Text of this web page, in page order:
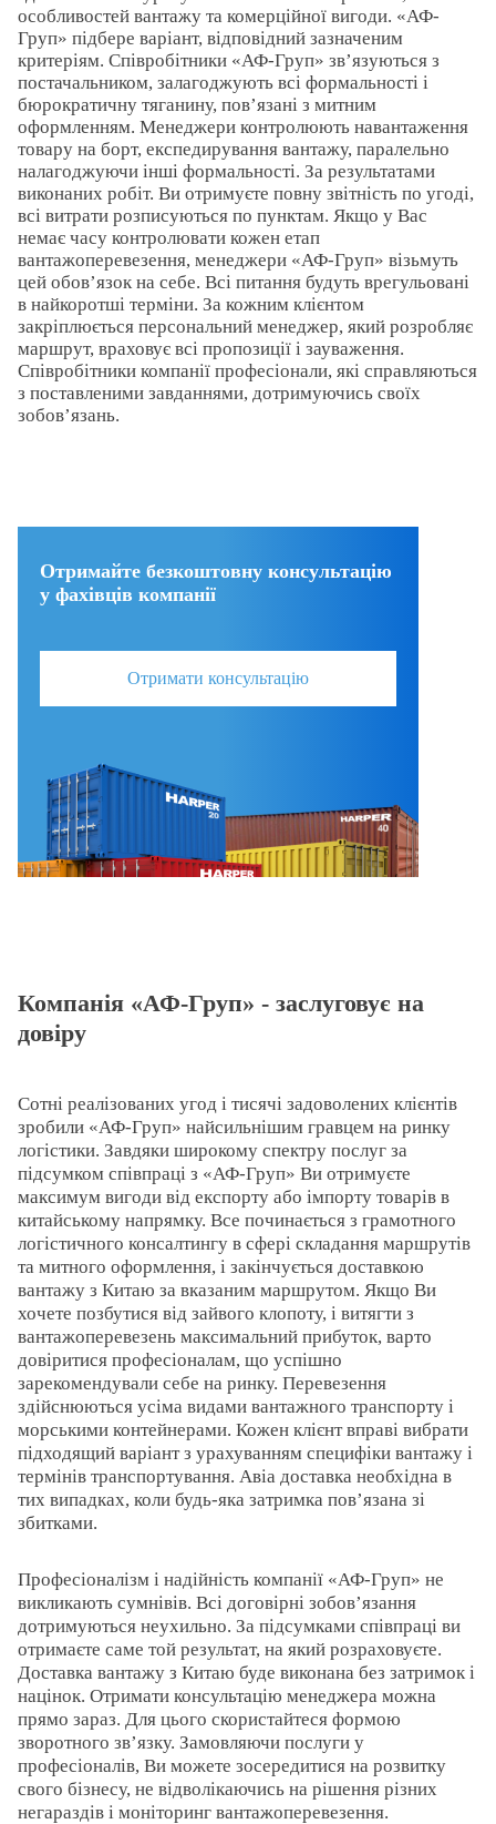
Отримайте безкоштовну консультацію
у фахівців компанії
Отримати консультацію
особливостей вантажу та комерційної вигоди. «АФ-
Груп» підбере варіант, відповідний зазначеним
критеріям. Співробітники «АФ-Груп» зв’язуються з
постачальником, залагоджують всі формальності і
бюрократичну тяганину, пов’язані з митним
оформленням. Менеджери контролюють навантаження
товару на борт, експедирування вантажу, паралельно
налагоджуючи інші формальності. За результатами
виконаних робіт. Ви отримуєте повну звітність по угоді,
всі витрати розписуються по пунктам. Якщо у Вас
немає часу контролювати кожен етап
вантажоперевезення, менеджери «АФ-Груп» візьмуть
цей обов’язок на себе. Всі питання будуть врегульовані
в найкоротші терміни. За кожним клієнтом
закріплюється персональний менеджер, який розробляє
маршрут, враховує всі пропозиції і зауваження.
Співробітники компанії професіонали, які справляються
з поставленими завданнями, дотримуючись своїх
зобов’язань.
Компанія «АФ-Груп» - заслуговує на
довіру
Сотні реалізованих угод і тисячі задоволених клієнтів
зробили «АФ-Груп» найсильнішим гравцем на ринку
логістики. Завдяки широкому спектру послуг за
підсумком співпраці з «АФ-Груп» Ви отримуєте
максимум вигоди від експорту або імпорту товарів в
китайському напрямку. Все починається з грамотного
логістичного консалтингу в сфері складання маршрутів
та митного оформлення, і закінчується доставкою
вантажу з Китаю за вказаним маршрутом. Якщо Ви
хочете позбутися від зайвого клопоту, і витягти з
вантажоперевезень максимальний прибуток, варто
довіритися професіоналам, що успішно
зарекомендували себе на ринку. Перевезення
здійснюються усіма видами вантажного транспорту і
морськими контейнерами. Кожен клієнт вправі вибрати
підходящий варіант з урахуванням специфіки вантажу і
термінів транспортування. Авіа доставка необхідна в
тих випадках, коли будь-яка затримка пов’язана зі
збитками.
Професіоналізм і надійність компанії «АФ-Груп» не
викликають сумнівів. Всі договірні зобов’язання
дотримуються неухильно. За підсумками співпраці ви
отримаєте саме той результат, на який розраховуєте.
Доставка вантажу з Китаю буде виконана без затримок і
націнок. Отримати консультацію менеджера можна
прямо зараз. Для цього скористайтеся формою
зворотного зв’язку. Замовляючи послуги у
професіоналів, Ви можете зосередитися на розвитку
свого бізнесу, не відволікаючись на рішення різних
негараздів і моніторинг вантажоперевезення.